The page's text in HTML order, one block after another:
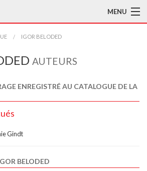
MENU
IGOR BELODED
AUTEURS
ENREGISTRÉ AU CATALOGUE DE LA
Gindt
BELODED